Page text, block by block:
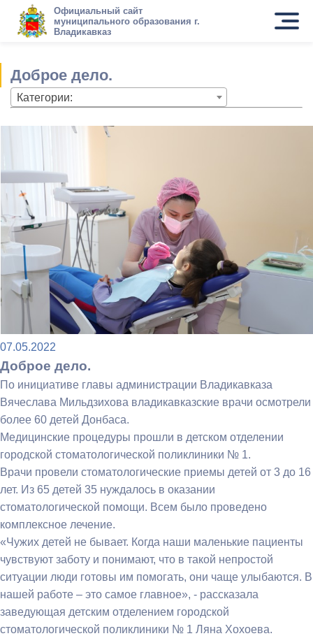
Официальный сайт
муниципального образования г.
Владикавказ
Доброе дело.
Категории:
07.05.2022
Доброе дело.
По инициативе главы администрации Владикавказа
Вячеслава Мильдзихова владикавказские врачи осмотрели
более 60 детей Донбаса.
Медицинские процедуры прошли в детском отделении
городской стоматологической поликлиники № 1.
Врачи провели стоматологические приемы детей от 3 до 16
лет. Из 65 детей 35 нуждалось в оказании
стоматологической помощи. Всем было проведено
комплексное лечение.
«Чужих детей не бывает. Когда наши маленькие пациенты
чувствуют заботу и понимают, что в такой непростой
ситуации люди готовы им помогать, они чаще улыбаются. В
нашей работе – это самое главное», - рассказала
заведующая детским отделением городской
стоматологической поликлиники № 1 Ляна Хохоева.